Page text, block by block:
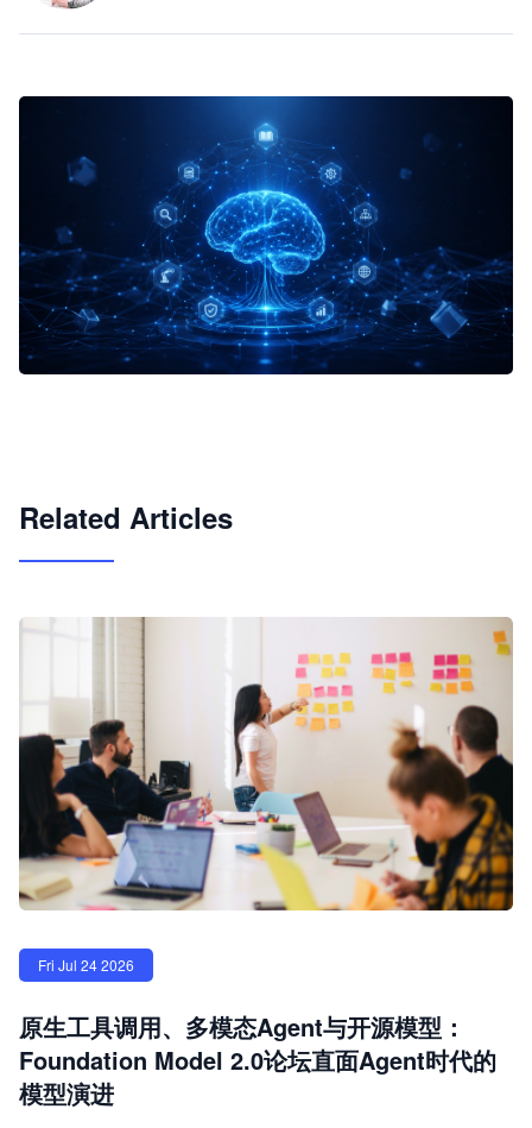
Related Articles
Fri Jul 24 2026
原生工具调用、多模态Agent与开源模型：
Foundation Model 2.0论坛直面Agent时代的
模型演进